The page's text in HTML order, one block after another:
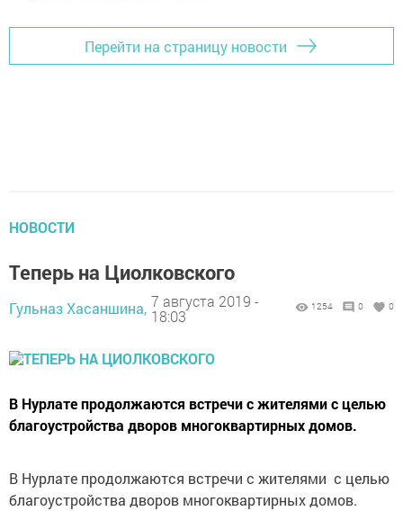
Перейти на страницу новости
НОВОСТИ
Теперь на Циолковского
Гульназ Хасаншина, 7 августа 2019 -
18:03
1254 0 0
В Нурлате продолжаются встречи с жителями с целью
благоустройства дворов многоквартирных домов.
В Нурлате продолжаются встречи с жителями с целью
благоустройства дворов многоквартирных домов.